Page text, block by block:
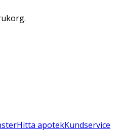
Hitta apotekKundservice